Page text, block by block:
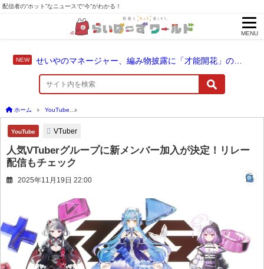
配信者の“ホット”なニュースで“今”がわかる！
MENU
せいやのマネージャー、編み物披露に「才能開花」の予感
ホーム YouTube
YouTube VTuber
人気VTuberグループに新メンバー加入が決定！リレー
配信もチェック
2025年11月19日 22:00